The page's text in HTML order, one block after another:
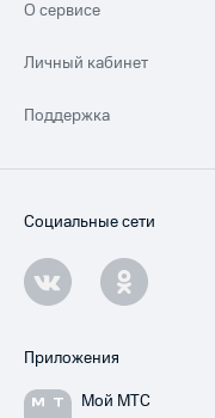
О сервисе
Личный кабинет
Поддержка
Социальные сети
Приложения
Мой МТС